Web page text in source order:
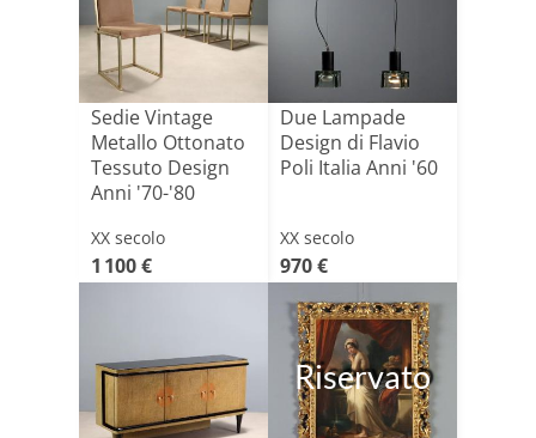
Sedie Vintage
Metallo Ottonato
Tessuto Design
Anni '70-'80
XX secolo
1 100 €
Due Lampade
Design di Flavio
Poli Italia Anni '60
XX secolo
970 €
Riservato